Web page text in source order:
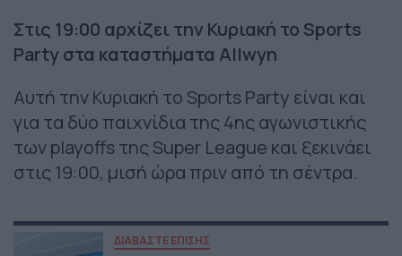
Στις 19:00 αρχίζει την Κυριακή το Sports
Party στα καταστήματα Allwyn
Αυτή την Κυριακή το Sports Party είναι και
για τα δύο παιχνίδια της 4ης αγωνιστικής
των playoffs της Super League και ξεκινάει
στις 19:00, μισή ώρα πριν από τη σέντρα.
ΔΙΑΒΑΣΤΕ ΕΠΙΣΗΣ